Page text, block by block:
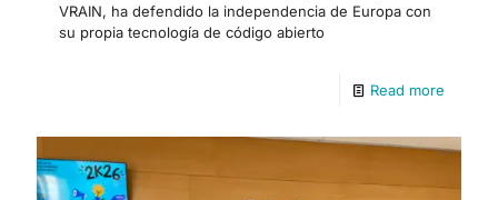
VRAIN, ha defendido la independencia de Europa con
su propia tecnología de código abierto
Read more